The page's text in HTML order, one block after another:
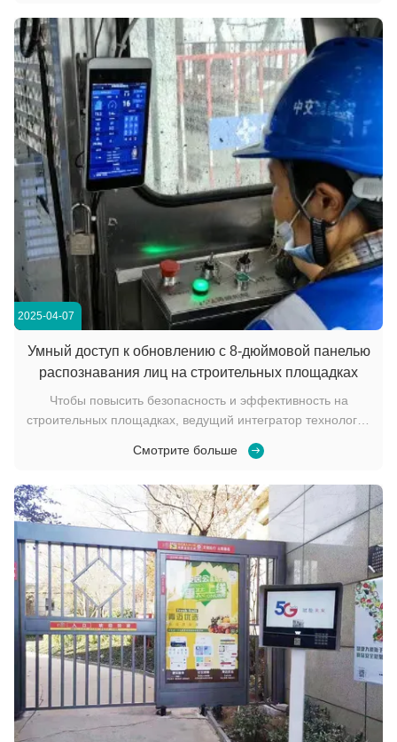
терминал контроля доступа с распознаванием
лицаРезультаты были очень положительными и ...
2025-04-07
Умный доступ к обновлению с 8-дюймовой панелью
распознавания лиц на строительных площадках
Чтобы повысить безопасность и эффективность на
строительных площадках, ведущий интегратор технологий
распознаванием лицЭта модернизация заменяет
интеллектуальной бесконтактной аутентификацией,
значительно улучшая ...
Смотрите больше